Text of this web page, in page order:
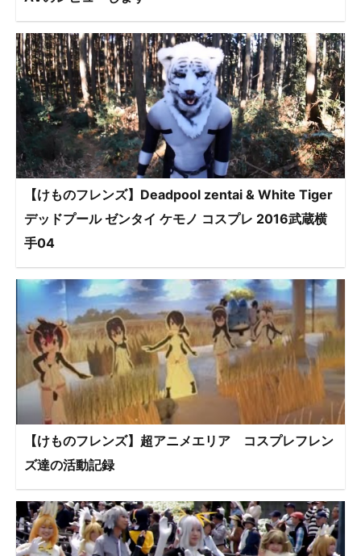
【けものフレンズ】Deadpool zentai & White Tiger
デッドプール ゼンタイ ケモノ コスプレ 2016武蔵横
手04
【けものフレンズ】超アニメエリア コスプレフレン
ズ達の活動記録